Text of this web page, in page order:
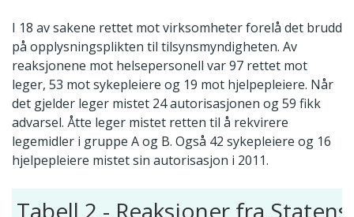
I 18 av sakene rettet mot virksomheter forelå det brudd
på opplysningsplikten til tilsynsmyndigheten. Av
reaksjonene mot helsepersonell var 97 rettet mot
leger, 53 mot sykepleiere og 19 mot hjelpepleiere. Når
det gjelder leger mistet 24 autorisasjonen og 59 fikk
advarsel. Åtte leger mistet retten til å rekvirere
legemidler i gruppe A og B. Også 42 sykepleiere og 16
hjelpepleiere mistet sin autorisasjon i 2011.
Tabell 2 - Reaksjoner fra